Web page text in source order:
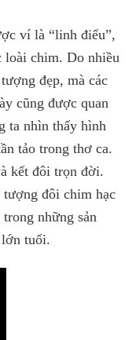
ví là “linh điểu”,
loài chim. Do nhiều
đẹp, mà các
cũng được quan
ta nhìn thấy hình
tảo trong thơ ca.
kết đôi trọn đời.
tượng đôi chim hạc
những sản
lớn tuổi.